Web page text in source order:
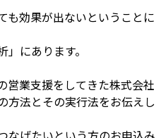
も効果が出ないということに
にあります。
営業支援をしてきた株式会社
方法とその実行法をお伝えし